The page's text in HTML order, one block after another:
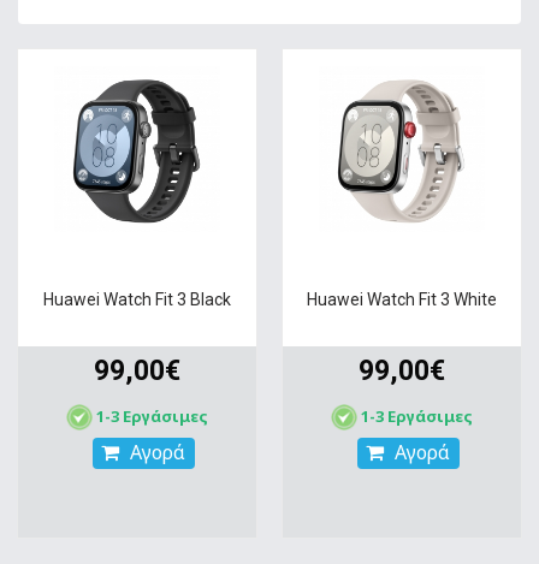
HOME & LIVING
ΠΡΟΣΦΟΡΕΣ
Huawei Watch Fit 3 Black
99,00€
1-3 Εργάσιμες
Αγορά
Huawei Watch Fit 3 White
99,00€
1-3 Εργάσιμες
Αγορά